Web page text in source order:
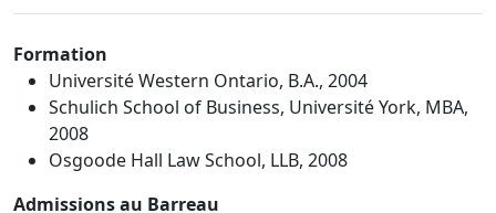
Formation
Université Western Ontario, B.A., 2004
Schulich School of Business, Université York, MBA,
2008
Osgoode Hall Law School, LLB, 2008
Admissions au Barreau